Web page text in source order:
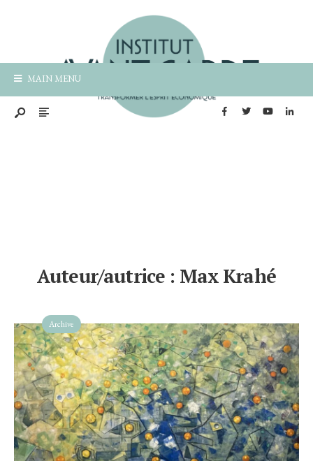
MAIN MENU
Auteur/autrice : Max Krahé
Archive